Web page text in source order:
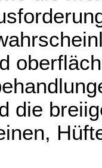
die